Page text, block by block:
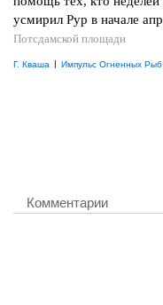
усмирил Рур в начале
Потсдамской площади
Г. Кваша | Импульс Огненных Рыб
Комментарии